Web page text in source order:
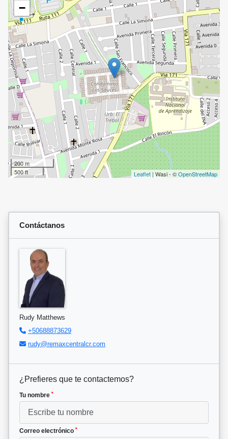
−
200 m
500 ft
Leaflet| Wasi - ©OpenStreetMap
Contáctanos
Rudy Matthews
+50688873629
rudy@remaxcentralcr.com
¿Prefieres que te contactemos?
Tu nombre *
Correo electrónico *